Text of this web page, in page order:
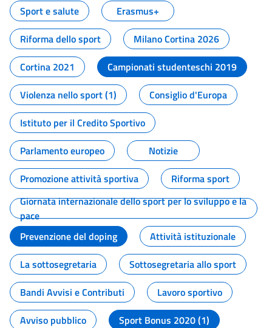
Sport e salute
Erasmus+
Riforma dello sport
Milano Cortina 2026
Cortina 2021
Campionati studenteschi 2019
Violenza nello sport (1)
Consiglio d'Europa
Istituto per il Credito Sportivo
Parlamento europeo
Notizie
Promozione attività sportiva
Riforma sport
Giornata internazionale dello sport per lo sviluppo e la
pace
Prevenzione del doping
Attività istituzionale
La sottosegretaria
Sottosegretaria allo sport
Bandi Avvisi e Contributi
Lavoro sportivo
Avviso pubblico
Sport Bonus 2020 (1)